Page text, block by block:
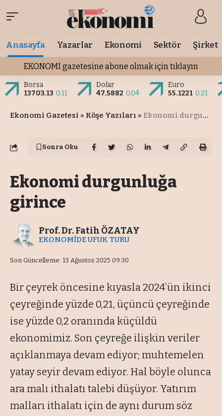
Anasayfa Yazarlar Ekonomi Sektör Şirket
EKONOMİ gazetesine abone olmak için tıklayın
Borsa
13703.13 0.11
Dolar
47.5882 0.04
Euro
55.1221 0.21
Ekonomi Gazetesi » Köşe Yazıları » Ekonomi durgunluğa girince
Sonra Oku
Ekonomi durgunluğa
girince
Son Güncelleme: 13 Ağustos 2025 09:30
Prof. Dr. Fatih ÖZATAY
EKONOMİDE UFUK TURU
Bir çeyrek öncesine kıyasla 2024’ün ikinci
çeyreğinde yüzde 0,21, üçüncü çeyreğinde
ise yüzde 0,2 oranında küçüldü
ekonomimiz. Son çeyreğe ilişkin veriler
açıklanmaya devam ediyor; muhtemelen
yatay seyir devam ediyor. Hal böyle olunca
ara malı ithalatı talebi düşüyor. Yatırım
malları ithalatı için de aynı durum söz